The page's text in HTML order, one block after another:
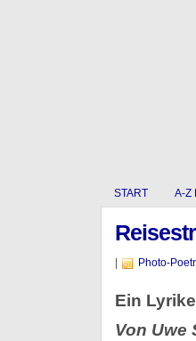
START A-Z
Photo-
Ein
Von Uwe